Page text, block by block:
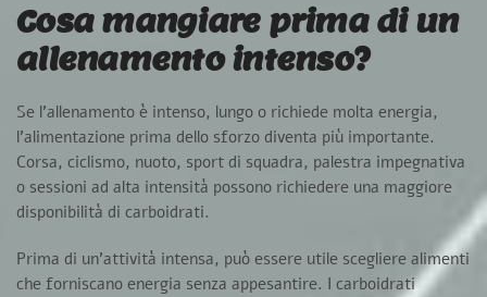
Cosa mangiare prima di un
allenamento intenso?
Se l’allenamento è intenso, lungo o richiede molta energia,
l’alimentazione prima dello sforzo diventa più importante.
Corsa, ciclismo, nuoto, sport di squadra, palestra impegnativa
o sessioni ad alta intensità possono richiedere una maggiore
disponibilità di carboidrati.
Prima di un’attività intensa, può essere utile scegliere alimenti
che forniscano energia senza appesantire. I carboidrati